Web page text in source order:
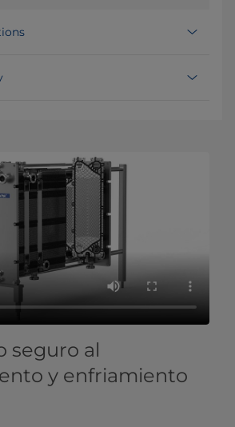
seguro al
y enfriamiento